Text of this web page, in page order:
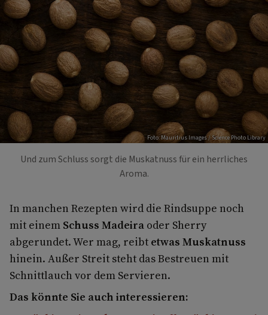
Foto: Mauritius Images / Science Photo Library
Und zum Schluss sorgt die Muskatnuss für ein herrliches
Aroma.
In manchen Rezepten wird die Rindsuppe noch
mit einem Schuss Madeira oder Sherry
abgerundet. Wer mag, reibt etwas Muskatnuss
hinein. Außer Streit steht das Bestreuen mit
Schnittlauch vor dem Servieren.
Das könnte Sie auch interessieren: